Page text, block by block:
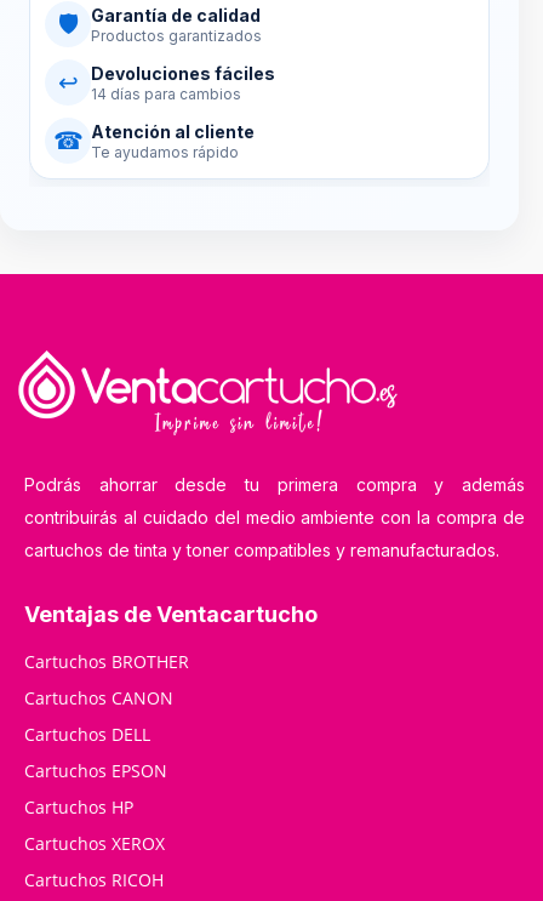
🛡 Garantía de calidad
Productos garantizados
↩ Devoluciones fáciles
14 días para cambios
☎ Atención al cliente
Te ayudamos rápido
Podrás ahorrar desde tu primera compra y además
contribuirás al cuidado del medio ambiente con la compra de
cartuchos de tinta y toner compatibles y remanufacturados.
Ventajas de Ventacartucho
Cartuchos BROTHER
Cartuchos CANON
Cartuchos DELL
Cartuchos EPSON
Cartuchos HP
Cartuchos XEROX
Cartuchos RICOH